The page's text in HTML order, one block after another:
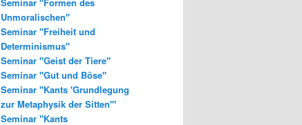
Unmoralischen"
Seminar "Freiheit und
Determinismus"
Seminar "Geist der Tiere"
Seminar "Gut und Böse"
Seminar "Kants 'Grundlegung
zur Metaphysik der Sitten'"
Seminar "Kants